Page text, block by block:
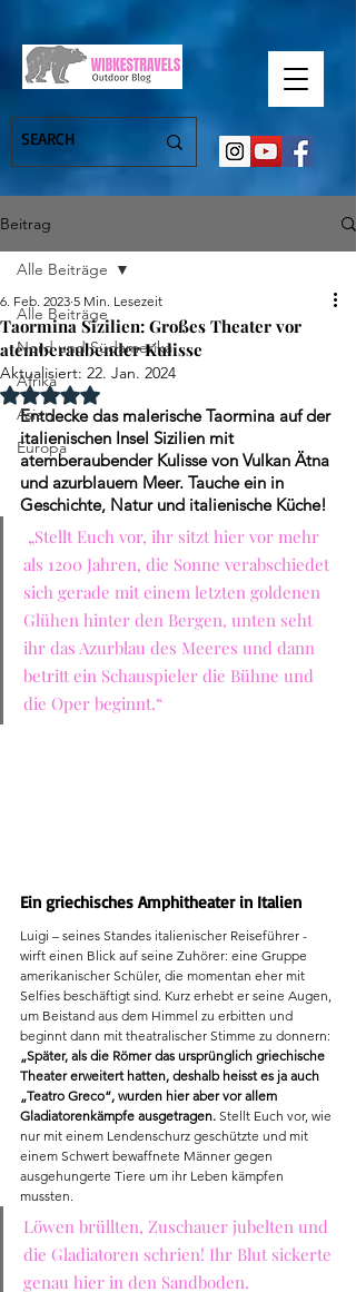
Beitrag
Alle Beiträge
Nord und Südamerika
Afrika
Asien
Europa
Alle Beiträge
Taormina Sizilien: Großes Theater vor
atemberaubender Kulisse
6. Feb. 2023 5 Min. Lesezeit
Aktualisiert: 22. Jan. 2024
Mit NaN von 5 Sternen bewertet.
Entdecke das malerische Taormina auf der
italienischen Insel Sizilien mit
atemberaubender Kulisse von Vulkan Ätna
und azurblauem Meer. Tauche ein in
Geschichte, Natur und italienische Küche!
als 1200 Jahren, die Sonne verabschiedet
sich gerade mit einem letzten goldenen
Glühen hinter den Bergen, unten seht
ihr das Azurblau des Meeres und dann
betritt ein Schauspieler die Bühne und
die Oper beginnt.“
Ein griechisches Amphitheater in Italien
Luigi – seines Standes italienischer Reiseführer -
wirft einen Blick auf seine Zuhörer: eine Gruppe
amerikanischer Schüler, die momentan eher mit
Selfies beschäftigt sind. Kurz erhebt er seine Augen,
um Beistand aus dem Himmel zu erbitten und
beginnt dann mit theatralischer Stimme zu donnern:
„Später, als die Römer das ursprünglich griechische
Theater erweitert hatten, deshalb heisst es ja auch
„Teatro Greco“, wurden hier aber vor allem
Gladiatorenkämpfe ausgetragen. Stellt Euch vor, wie
nur mit einem Lendenschurz geschützte und mit
einem Schwert bewaffnete Männer gegen
ausgehungerte Tiere um ihr Leben kämpfen
mussten.
Löwen brüllten, Zuschauer jubelten und
die Gladiatoren schrien! Ihr Blut sickerte
genau hier in den Sandboden.